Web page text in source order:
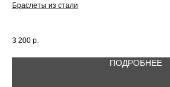
Браслеты из стали
3 200 р.
ПОДРОБНЕЕ